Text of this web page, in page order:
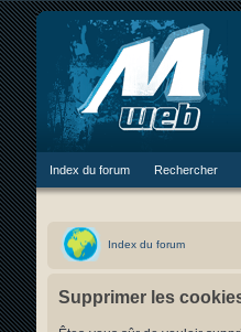
Index du forum Rechercher
Index du forum
Supprimer les